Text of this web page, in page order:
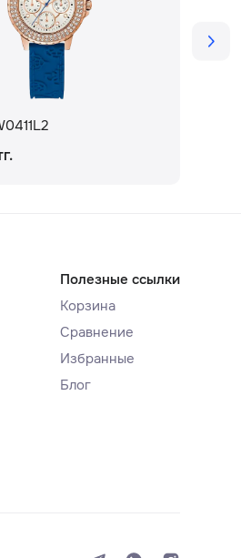
Полезные ссылки
Корзина
Сравнение
Избранные
Блог